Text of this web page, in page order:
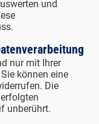
und
nur mit Ihrer
können eine
Die
unberührt.